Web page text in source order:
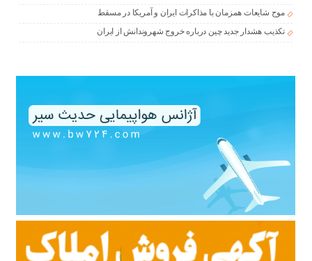
موج شایعات همزمان با مذاکرات ایران و آمریکا در مسقط
تکذیب هشدار جدید چین درباره خروج شهروندانش از ایران